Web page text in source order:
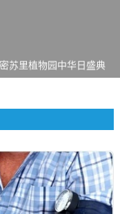
苏里植物园中华日盛典
请各界亲身体验划行乐
球植物多样性研究与中美
你来赴约 —— 密苏里植物